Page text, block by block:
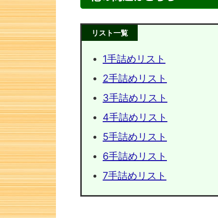
リスト一覧
1手詰めリスト
2手詰めリスト
3手詰めリスト
4手詰めリスト
5手詰めリスト
6手詰めリスト
7手詰めリスト
次の一手問題・41